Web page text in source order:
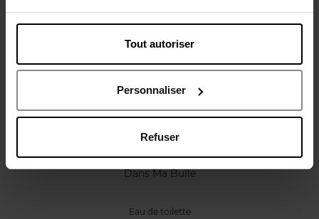
Tout autoriser
Personnaliser
Refuser
Vous aimerez peut-être
Dans Ma Bulle
Eau de toilette